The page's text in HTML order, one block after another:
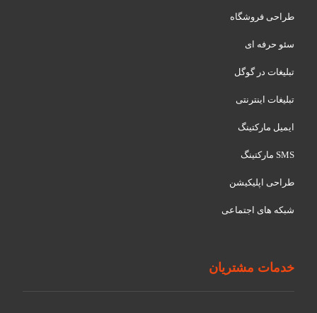
طراحی فروشگاه
سئو حرفه ای
تبلیغات در گوگل
تبلیغات اینترنتی
ایمیل مارکتینگ
SMS مارکتینگ
طراحی اپلیکیشن
شبکه های اجتماعی
خدمات مشتریان